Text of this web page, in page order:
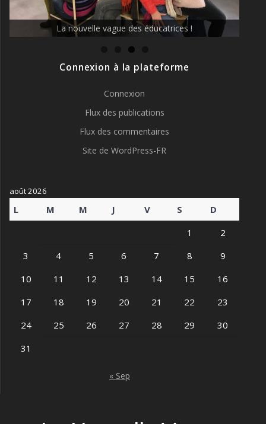
La nouvelle vague des éducatrices !
Connexion à la plateforme
Connexion
Flux des publications
Flux des commentaires
Site de WordPress-FR
août 2026
L M M J V S
D
1
2
3
4 5 6 7 8
9
10
11 12 13 14 15
16
17
18 19 20 21 22
23
24
25 26 27 28 29
30
31
« Sep